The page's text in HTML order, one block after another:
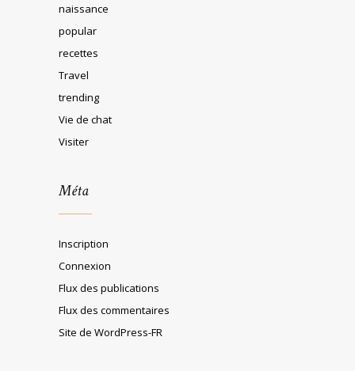
naissance
popular
recettes
Travel
trending
Vie de chat
Visiter
Méta
Inscription
Connexion
Flux des publications
Flux des commentaires
Site de WordPress-FR